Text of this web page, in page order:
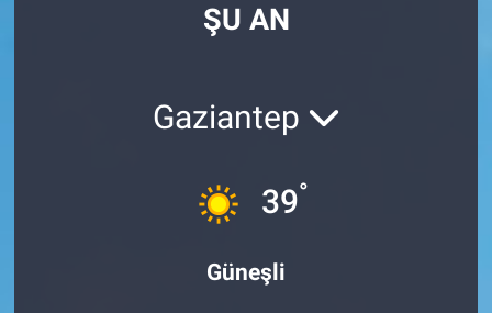
ŞU AN
Gaziantep
39°
Güneşli